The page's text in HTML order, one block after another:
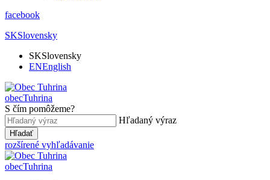
facebook
SKSlovensky
SKSlovensky
ENEnglish
obecTuhrina
S čím pomôžeme?
Hľadaný výraz
Hľadať
rozšírené vyhľadávanie
obecTuhrina